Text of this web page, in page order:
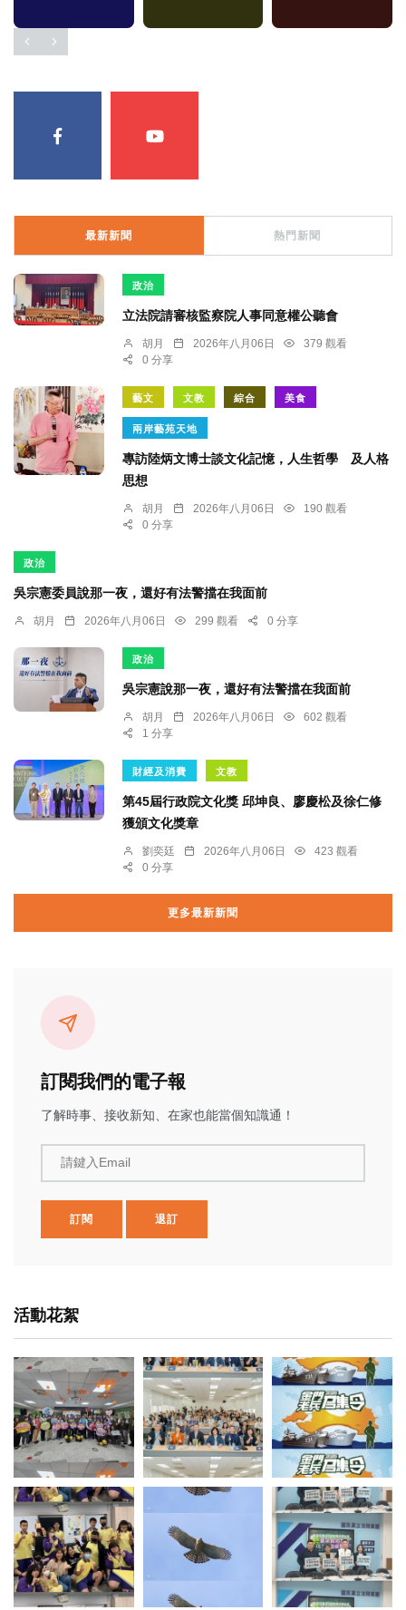
最新新聞 熱門新聞
政治
立法院請審核監察院人事同意權公聽會
胡月 2026年八月06日
379 觀看
0 分享
藝文 文教 綜合 美食
兩岸藝苑天地
專訪陸炳文博士談文化記憶，人生哲學 及人格
思想
胡月 2026年八月06日
190 觀看
0 分享
政治
吳宗憲委員說那一夜，還好有法警擋在我面前
胡月 2026年八月06日 299 觀看 0 分享
政治
吳宗憲說那一夜，還好有法警擋在我面前
胡月 2026年八月06日
602 觀看
1 分享
財經及消費 文教
第45屆行政院文化獎 邱坤良、廖慶松及徐仁修
獲頒文化獎章
劉奕廷 2026年八月06日
423 觀看
0 分享
更多最新新聞
訂閱我們的電子報
了解時事、接收新知、在家也能當個知識通！
請鍵入Email
訂閱 退訂
活動花絮